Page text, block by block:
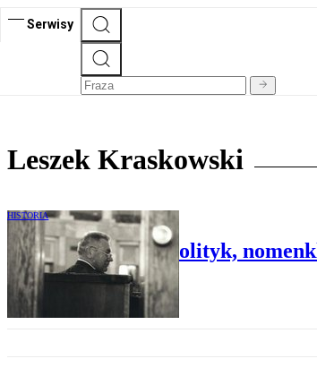
Serwisy
Leszek Kraskowski
HISTORIA
Ireneusz Sekuła: Polityk,